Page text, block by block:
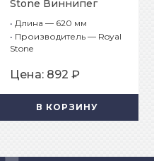
Stone Виннипег
• Длина — 620 мм
• Производитель — Royal
Stone
Цена: 892 ₽
В КОРЗИНУ